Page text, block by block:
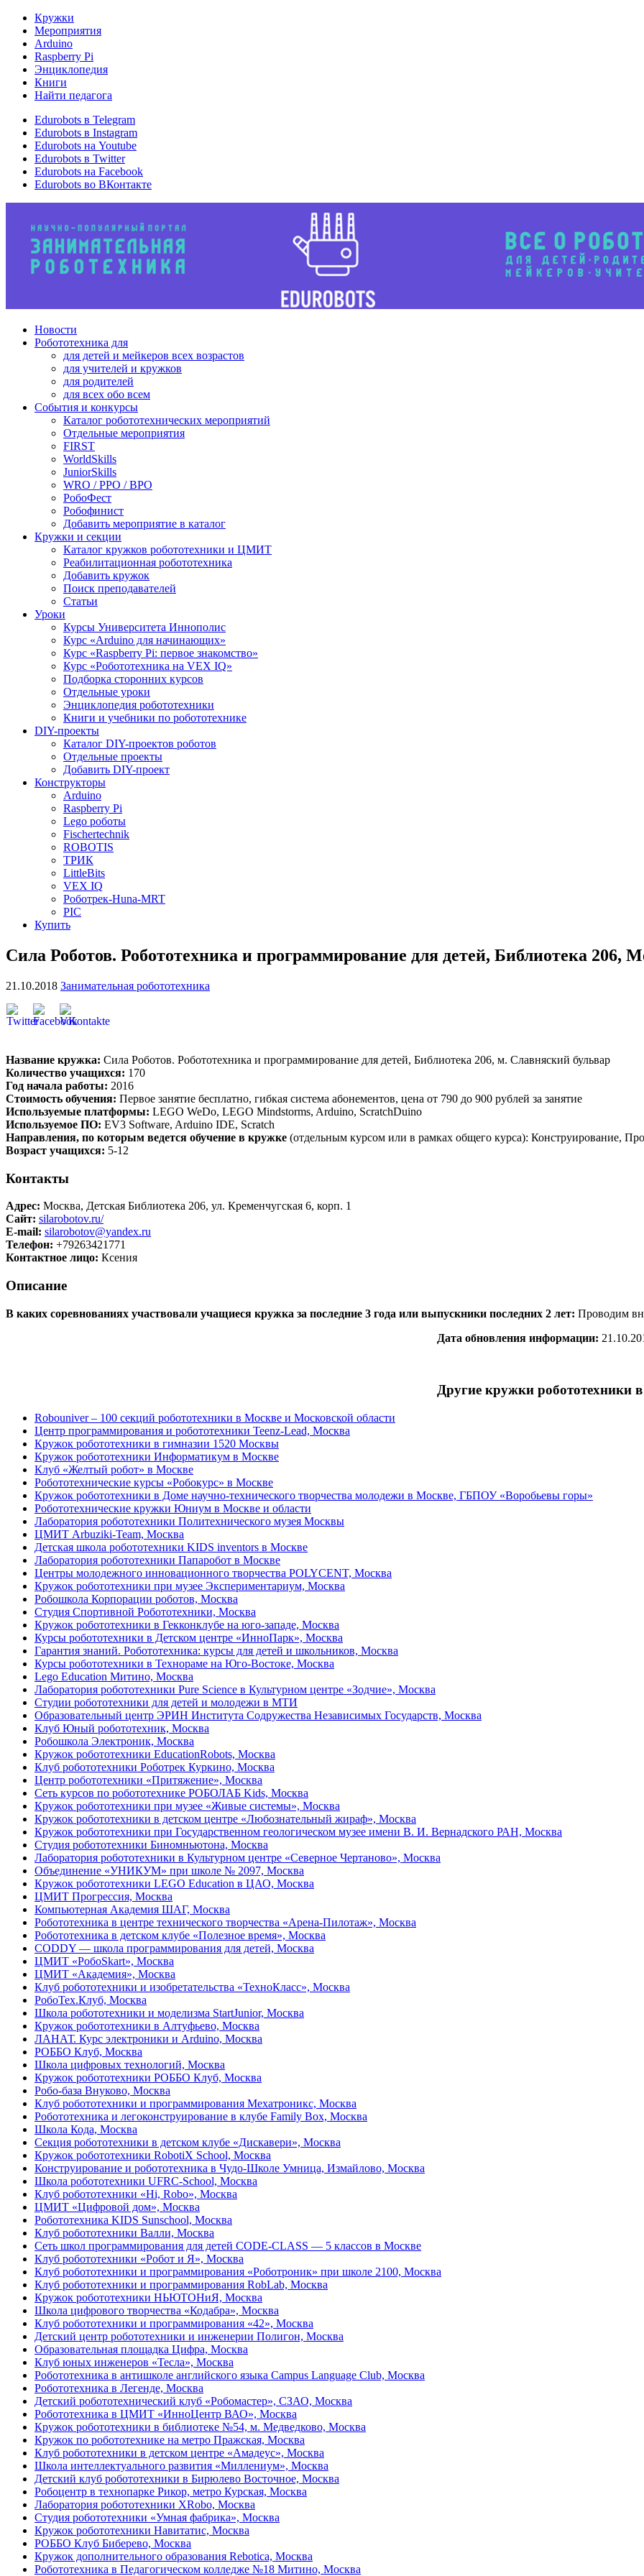
Кружки
Мероприятия
Arduino
Raspberry Pi
Энциклопедия
Книги
Найти педагога
Edurobots в Telegram
Edurobots в Instagram
Edurobots на Youtube
Edurobots в Twitter
Edurobots на Facebook
Edurobots во ВКонтакте
Новости
Робототехника для
для детей и мейкеров всех возрастов
для учителей и кружков
для родителей
для всех обо всем
События и конкурсы
Каталог робототехнических мероприятий
Отдельные мероприятия
FIRST
WorldSkills
JuniorSkills
WRO / РРО / ВРО
РобоФест
Робофинист
Добавить мероприятие в каталог
Кружки и секции
Каталог кружков робототехники и ЦМИТ
Реабилитационная робототехника
Добавить кружок
Поиск преподавателей
Статьи
Уроки
Курсы Университета Иннополис
Курс «Arduino для начинающих»
Курс «Raspberry Pi: первое знакомство»
Курс «Робототехника на VEX IQ»
Подборка сторонних курсов
Отдельные уроки
Энциклопедия робототехники
Книги и учебники по робототехнике
DIY-проекты
Каталог DIY-проектов роботов
Отдельные проекты
Добавить DIY-проект
Конструкторы
Arduino
Raspberry Pi
Lego роботы
Fischertechnik
ROBOTIS
ТРИК
LittleBits
VEX IQ
Роботрек-Huna-MRT
PIC
Купить
Сила Роботов. Робототехника и программирование для детей, Библиотека 206,
21.10.2018 Занимательная робототехника
Название кружка: Сила Роботов. Робототехника и программирование для детей, Библиотека 206, м. Славняский бульвар
Количество учащихся: 170
Год начала работы: 2016
Стоимость обучения: Первое занятие бесплатно, гибкая система абонементов, цена от 790 до 900 рублей за занятие
Используемые платформы: LEGO WeDo, LEGO Mindstorms, Arduino, ScratchDuino
Используемое ПО: EV3 Software, Arduino IDE, Scratch
Направления, по которым ведется обучение в кружке (отдельным курсом или в рамках общего курса): Конструирование,
Возраст учащихся: 5-12
Контакты
Адрес: Москва, Детская Библиотека 206, ул. Кременчугская 6, корп. 1
Сайт: silarobotov.ru/
E-mail: silarobotov@yandex.ru
Телефон: +79263421771
Контактное лицо: Ксения
Описание
В каких соревнованиях участвовали учащиеся кружка за последние 3 года или выпускники последних 2 лет: Проводим
Дата обновления информации:
Другие кружки робототехники
Robouniver – 100 секций робототехники в Москве и Московской области
Центр программирования и робототехники Teenz-Lead, Москва
Кружок робототехники в гимназии 1520 Москвы
Кружок робототехники Информатикум в Москве
Клуб «Желтый робот» в Москве
Робототехнические курсы «Робокурс» в Москве
Кружок робототехники в Доме научно-технического творчества молодежи в Москве, ГБПОУ «Воробьевы горы»
Робототехнические кружки Юниум в Москве и области
Лаборатория робототехники Политехнического музея Москвы
ЦМИТ Arbuziki-Team, Москва
Детская школа робототехники KIDS inventors в Москве
Лаборатория робототехники Папаробот в Москве
Центры молодежного инновационного творчества POLYCENT, Москва
Кружок робототехники при музее Экспериментариум, Москва
Робошкола Корпорации роботов, Москва
Студия Спортивной Робототехники, Москва
Кружок робототехники в Гекконклубе на юго-западе, Москва
Курсы робототехники в Детском центре «ИнноПарк», Москва
Гарантия знаний. Робототехника: курсы для детей и школьников, Москва
Курсы робототехники в Технораме на Юго-Востоке, Москва
Lego Education Митино, Москва
Лаборатория робототехники Pure Science в Культурном центре «Зодчие», Москва
Студии робототехники для детей и молодежи в МТИ
Образовательный центр ЭРИН Института Содружества Независимых Государств, Москва
Клуб Юный робототехник, Москва
Робошкола Электроник, Москва
Кружок робототехники EducationRobots, Москва
Клуб робототехники Роботрек Куркино, Москва
Центр робототехники «Притяжение», Москва
Сеть курсов по робототехнике РОБОЛАБ Kids, Москва
Кружок робототехники при музее «Живые системы», Москва
Кружок робототехники в детском центре «Любознательный жираф», Москва
Кружок робототехники при Государственном геологическом музее имени В. И. Вернадского РАН, Москва
Студия робототехники Биномньютона, Москва
Лаборатория робототехники в Культурном центре «Северное Чертаново», Москва
Объединение «УНИКУМ» при школе № 2097, Москва
Кружок робототехники LEGO Education в ЦАО, Москва
ЦМИТ Прогрессия, Москва
Компьютерная Академия ШАГ, Москва
Робототехника в центре технического творчества «Арена-Пилотаж», Москва
Робототехника в детском клубе «Полезное время», Москва
CODDY — школа программирования для детей, Москва
ЦМИТ «РобоSkart», Москва
ЦМИТ «Академия», Москва
Клуб робототехники и изобретательства «ТехноКласс», Москва
РобоТех.Клуб, Москва
Школа робототехники и моделизма StartJunior, Москва
Кружок робототехники в Алтуфьево, Москва
ЛАНАТ. Курс электроники и Arduino, Москва
РОББО Клуб, Москва
Школа цифровых технологий, Москва
Кружок робототехники РОББО Клуб, Москва
Робо-база Внуково, Москва
Клуб робототехники и программирования Мехатроникс, Москва
Робототехника и легоконструирование в клубе Family Box, Москва
Школа Кода, Москва
Секция робототехники в детском клубе «Дискавери», Москва
Кружок робототехники RobotiX School, Москва
Конструирование и робототехника в Чудо-Школе Умница, Измайлово, Москва
Школа робототехники UFRC-School, Москва
Клуб робототехники «Hi, Robo», Москва
ЦМИТ «Цифровой дом», Москва
Робототехника KIDS Sunschool, Москва
Клуб робототехники Валли, Москва
Сеть школ программирования для детей CODE-CLASS — 5 классов в Москве
Клуб робототехники «Робот и Я», Москва
Клуб робототехники и программирования «Роботроник» при школе 2100, Москва
Клуб робототехники и программирования RobLab, Москва
Кружок робототехники НЬЮТОНиЯ, Москва
Школа цифрового творчества «Кодабра», Москва
Клуб робототехники и программирования «42», Москва
Детский центр робототехники и инженерии Полигон, Москва
Образовательная площадка Цифра, Москва
Клуб юных инженеров «Тесла», Москва
Робототехника в антишколе английского языка Campus Language Club, Москва
Робототехника в Легенде, Москва
Детский робототехнический клуб «Робомастер», СЗАО, Москва
Робототехника в ЦМИТ «ИнноЦентр ВАО», Москва
Кружок робототехники в библиотеке №54, м. Медведково, Москва
Кружок по робототехнике на метро Пражская, Москва
Клуб робототехники в детском центре «Амадеус», Москва
Школа интеллектуального развития «Миллениум», Москва
Детский клуб робототехники в Бирюлево Восточное, Москва
Робоцентр в технопарке Рикор, метро Курская, Москва
Лаборатория робототехники XRobo, Москва
Студия робототехники «Умная фабрика», Москва
Кружок робототехники Навитатис, Москва
РОББО Клуб Биберево, Москва
Кружок дополнительного образования Rebotica, Москва
Робототехника в Педагогическом колледже №18 Митино, Москва